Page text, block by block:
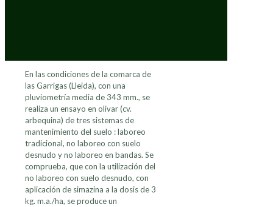
En las condiciones de la comarca de
las Garrigas (Lleida), con una
pluviometría media de 343 mm., se
realiza un ensayo en olivar (cv.
arbequina) de tres sistemas de
mantenimiento del suelo : laboreo
tradicional, no laboreo con suelo
desnudo y no laboreo en bandas. Se
comprueba, que con la utilización del
no laboreo con suelo desnudo, con
aplicación de simazina a la dosis de 3
kg. m.a./ha, se produce un